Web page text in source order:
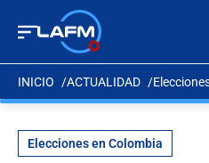
INICIO ACTUALIDAD
Elecciones en Colombia